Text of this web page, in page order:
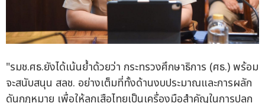
"รมช.ศธ.ยังได้เน้นย้ำด้วยว่า กระทรวงศึกษาธิการ (ศธ.) พร้อม
จะสนับสนุน สลช. อย่างเต็มที่ทั้งด้านงบประมาณและการผลัก
ดันกฎหมาย เพื่อให้ลูกเสือไทยเป็นเครื่องมือสำคัญในการปลูก